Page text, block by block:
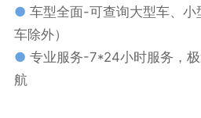
● 车型全面-可查询大型车、小
车除外）
● 专业服务-7*24小时服务，
航